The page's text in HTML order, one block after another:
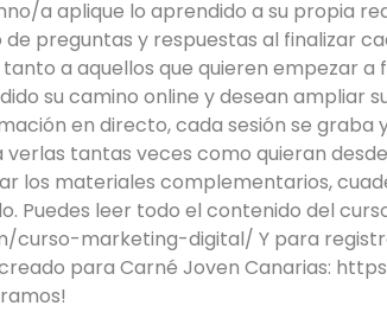
a aplique lo aprendido a su propia
de preguntas y respuestas al finalizar
a aquellos que quieren empezar
su camino online y desean ampliar
en directo, cada sesión se graba
tantas veces como quieran
los materiales complementarios,
Puedes leer todo el contenido del
curso-marketing-digital/ Y para
para Carné Joven Canarias: